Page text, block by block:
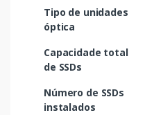
Tipo de unidades
óptica
Capacidade total
de SSDs
Número de SSDs
instalados